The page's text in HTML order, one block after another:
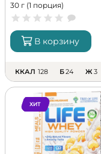
30 г (1 порция)
В корзину
ККАЛ 128 Б24 Ж3
ХИТ